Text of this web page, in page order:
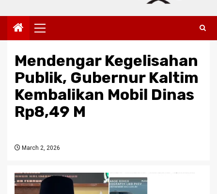
Primary
Menu
Mendengar Kegelisahan
Publik, Gubernur Kaltim
Kembalikan Mobil Dinas
Rp8,49 M
March 2, 2026